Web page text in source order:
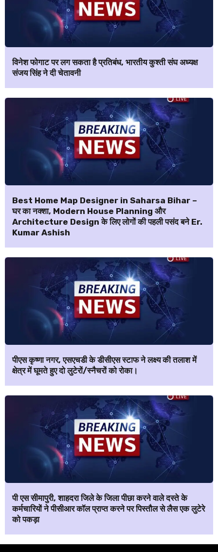
विनेश फोगाट पर लग सकता है प्रतिबंध, भारतीय कुश्ती संघ अध्यक्ष
संजय सिंह ने दी चेतावनी
Best Home Map Designer in Saharsa Bihar –
घर का नक्शा, Modern House Planning और
Architecture Design के लिए लोगों की पहली पसंद बने Er.
Kumar Ashish
पीएस कृष्णा नगर, एसएचडी के डीसीएस स्टाफ ने लक्ष्य की तलाश में
क्षेत्र में घूमते हुए दो लुटेरों/स्नैचरों को रोका।
पी एस सीमापुरी, शाहदरा जिले के जिला पीछा करने वाले दस्ते के
कर्मचारियों ने पीसीआर कॉल प्राप्त करने पर पिस्तौल से लैस एक लुटेरे
को पकड़ा